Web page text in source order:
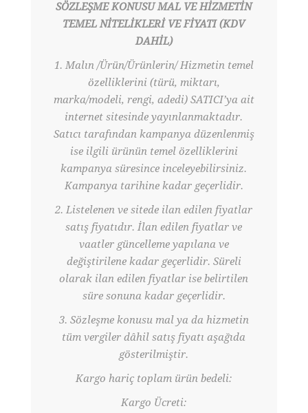
SÖZLEŞME KONUSU MAL VE HİZMETİN
TEMEL NİTELİKLERİ VE FİYATI (KDV
DAHİL)
1. Malın /Ürün/Ürünlerin/ Hizmetin temel
özelliklerini (türü, miktarı,
marka/modeli, rengi, adedi) SATICI’ya ait
internet sitesinde yayınlanmaktadır.
Satıcı tarafından kampanya düzenlenmiş
ise ilgili ürünün temel özelliklerini
kampanya süresince inceleyebilirsiniz.
Kampanya tarihine kadar geçerlidir.
2. Listelenen ve sitede ilan edilen fiyatlar
satış fiyatıdır. İlan edilen fiyatlar ve
vaatler güncelleme yapılana ve
değiştirilene kadar geçerlidir. Süreli
olarak ilan edilen fiyatlar ise belirtilen
süre sonuna kadar geçerlidir.
3. Sözleşme konusu mal ya da hizmetin
tüm vergiler dâhil satış fiyatı aşağıda
gösterilmiştir.
Kargo hariç toplam ürün bedeli:
Kargo Ücreti: